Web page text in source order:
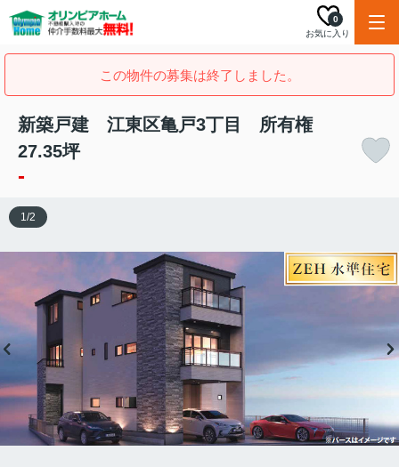
お気に入り
0
この物件の募集は終了しました。
新築戸建 江東区亀戸3丁目 所有権
27.35坪
-
1/2